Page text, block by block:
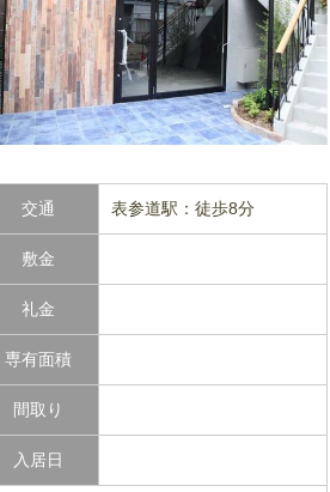
交通 表参道駅：徒歩8分
敷金
礼金
専有面積
間取り
入居日